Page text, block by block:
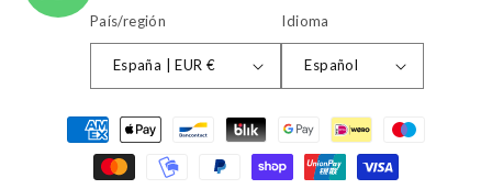
País/región
España | EUR €
Idioma
Español
Formas